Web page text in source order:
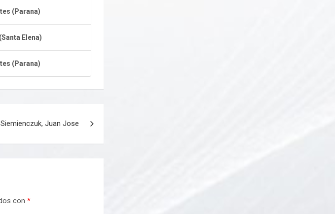
(Parana)
Elena)
(Parana)
Siemienczuk, Juan Jose
con *